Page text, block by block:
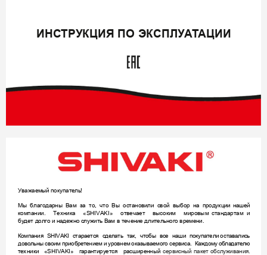
ИНСТРУКЦИЯ ПО ЭКСПЛУАТАЦИИ
 !
    ,        
.  «SHIVAKI »     
         
 SHIVAKI   ,     
      .  
 «SHIVAKI»     .